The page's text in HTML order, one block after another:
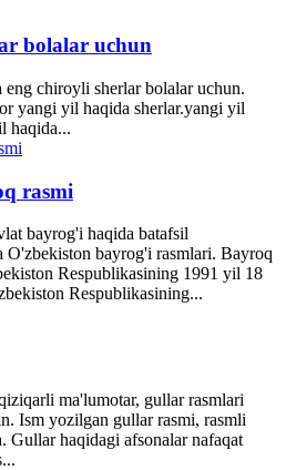
bolalar uchun
chiroyli sherlar bolalar uchun.
yangi yil haqida sherlar.yangi yil
haqida...
rasmi
bayrog'i haqida batafsil
O'zbekiston bayrog'i rasmlari. Bayroq
Respublikasining 1991 yil 18
Respublikasining...
ma'lumotar, gullar rasmlari
Ism yozilgan gullar rasmi, rasmli
Gullar haqidagi afsonalar nafaqat